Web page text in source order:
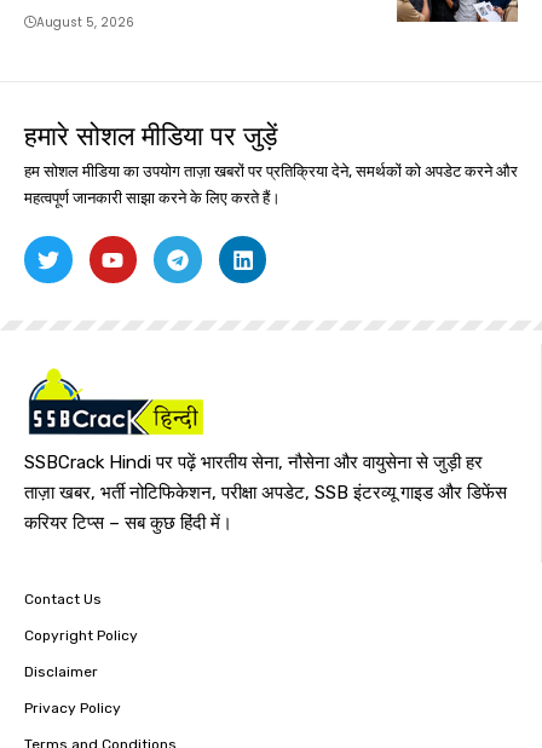
August 5, 2026
हमारे सोशल मीडिया पर जुड़ें
हम सोशल मीडिया का उपयोग ताज़ा खबरों पर प्रतिक्रिया देने, समर्थकों को अपडेट करने और
महत्वपूर्ण जानकारी साझा करने के लिए करते हैं।
SSBCrack Hindi पर पढ़ें भारतीय सेना, नौसेना और वायुसेना से जुड़ी हर
ताज़ा खबर, भर्ती नोटिफिकेशन, परीक्षा अपडेट, SSB इंटरव्यू गाइड और डिफेंस
करियर टिप्स – सब कुछ हिंदी में।
Contact Us
Copyright Policy
Disclaimer
Privacy Policy
Terms and Conditions